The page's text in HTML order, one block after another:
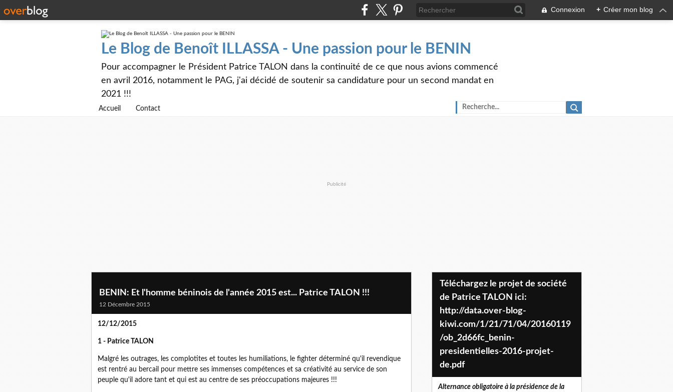
Connexion + Créer mon blog
Le Blog de Benoît ILLASSA - Une passion pour le BENIN
Pour accompagner le Président Patrice TALON dans la continuité de ce que nous avions commencé
en avril 2016, notamment le PAG, j'ai décidé de soutenir sa candidature pour un second mandat en
2021 !!!
Accueil Contact
Publicité
BENIN: Et l'homme béninois de l'année 2015 est... Patrice TALON !!!
12 Décembre 2015
12/12/2015
1 - Patrice TALON
Malgré les outrages, les complotites et toutes les humiliations, le fighter déterminé qu'il revendique
est rentré au bercail pour mettre ses immenses compétences et sa créativité au service de son
peuple qu'il adore tant et qui est au centre de ses préoccupations majeures !!!
Téléchargez le projet de société
de Patrice TALON ici:
http://data.over-blog-
kiwi.com/1/21/71/04/20160119
/ob_2d66fc_benin-
presidentielles-2016-projet-
de.pdf
Alternance obligatoire à la présidence de la